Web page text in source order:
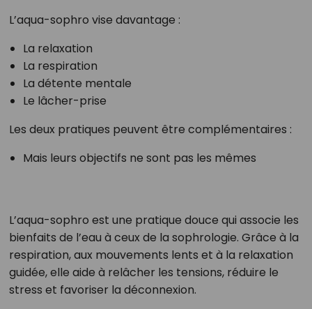
L’aqua-sophro vise davantage :
La relaxation
La respiration
La détente mentale
Le lâcher-prise
Les deux pratiques peuvent être complémentaires :
Mais leurs objectifs ne sont pas les mêmes
L’aqua-sophro est une pratique douce qui associe les
bienfaits de l’eau à ceux de la sophrologie. Grâce à la
respiration, aux mouvements lents et à la relaxation
guidée, elle aide à relâcher les tensions, réduire le
stress et favoriser la déconnexion.